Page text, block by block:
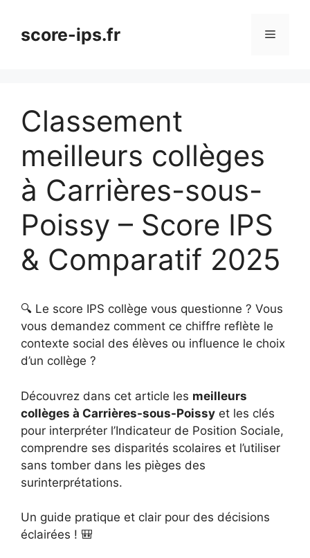
contenuscore-ips.fr Menu
Classement
meilleurs collèges
à Carrières-sous-
Poissy – Score IPS
& Comparatif 2025
🔍 Le score IPS collège vous questionne ? Vous
vous demandez comment ce chiffre reflète le
contexte social des élèves ou influence le choix
d’un collège ?
Découvrez dans cet article les meilleurs
collèges à Carrières-sous-Poissy et les clés
pour interpréter l’Indicateur de Position Sociale,
comprendre ses disparités scolaires et l’utiliser
sans tomber dans les pièges des
surinterprétations.
Un guide pratique et clair pour des décisions
éclairées ! 🎒